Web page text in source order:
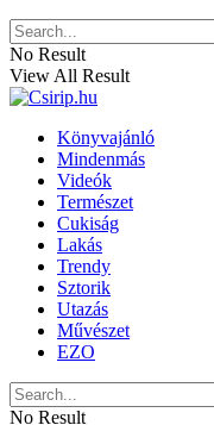
No Result
View All Result
Könyvajánló
Mindenmás
Videók
Természet
Cukiság
Lakás
Trendy
Sztorik
Utazás
Művészet
EZO
No Result